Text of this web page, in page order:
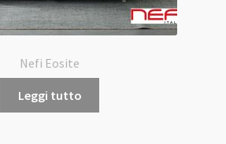
Nefi Eosite
Leggi tutto